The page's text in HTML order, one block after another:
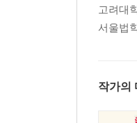
고려대
서울법
작가의